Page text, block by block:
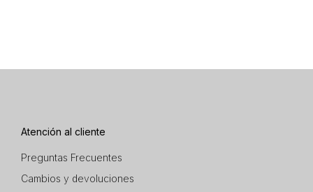
Atención al cliente
Preguntas Frecuentes
Cambios y devoluciones